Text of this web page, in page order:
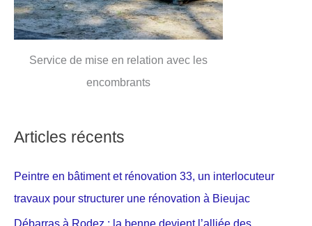
Service de mise en relation avec les
encombrants
Articles récents
Peintre en bâtiment et rénovation 33, un interlocuteur
travaux pour structurer une rénovation à Bieujac
Débarras à Rodez : la benne devient l’alliée des